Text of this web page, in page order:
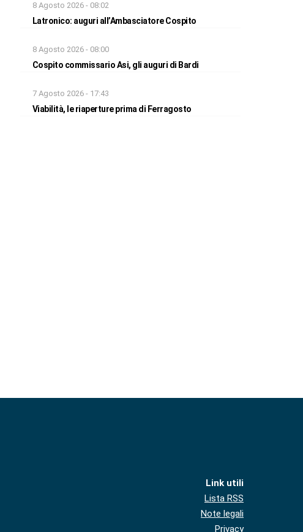
8 Agosto 2026 - 08:02
Latronico: auguri all’Ambasciatore Cospito
8 Agosto 2026 - 08:00
Cospito commissario Asi, gli auguri di Bardi
7 Agosto 2026 - 17:43
Viabilità, le riaperture prima di Ferragosto
Link utili
Lista RSS
Note legali
Privacy